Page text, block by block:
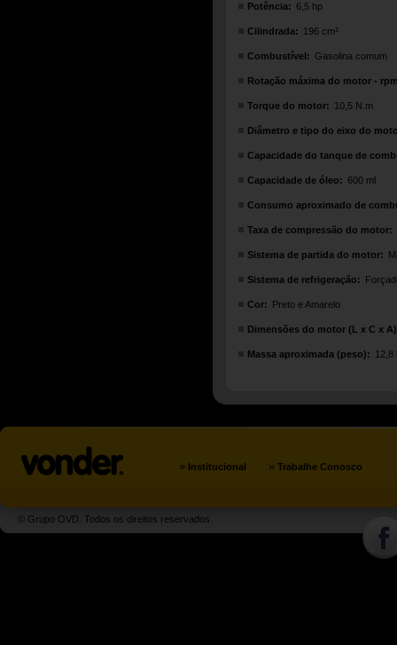
Potência: 6,5 hp
Cilindrada: 196 cm³
Combustível: Gasolina comum
Rotação máxima do motor -
Torque do motor: 10,5 N.m
Diâmetro e tipo do eixo do
Capacidade do tanque de
Capacidade de óleo: 600 ml
Consumo aproximado de
Taxa de compressão do motor:
Sistema de partida do motor:
Sistema de refrigeração:
Cor: Preto e Amarelo
Dimensões do motor (L x C x
Massa aproximada (peso): 12,8
» Institucional » Trabalhe Conosco
© Grupo OVD. Todos os direitos reservados.